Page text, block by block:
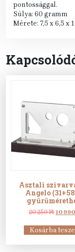
pontossággal.
Súlya: 60 gramm
Mérete: 7,5 x 6,5 x
Asztali
Angelo
20 250Ft
was:
20
10
Kosárba